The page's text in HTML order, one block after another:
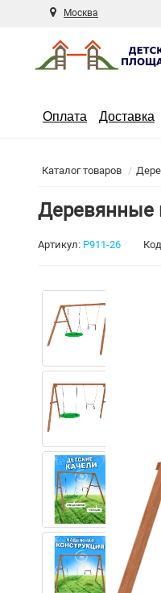
Москва
Оплата Доставка
Каталог товаров
Деревянные
Артикул: Р911-26